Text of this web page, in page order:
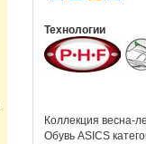
Технологии
Коллекция весна-
Обувь ASICS